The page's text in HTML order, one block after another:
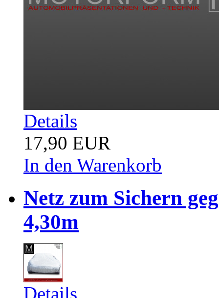
Details
17,90 EUR
In den Warenkorb
Netz zum Sichern
4,30m
Details